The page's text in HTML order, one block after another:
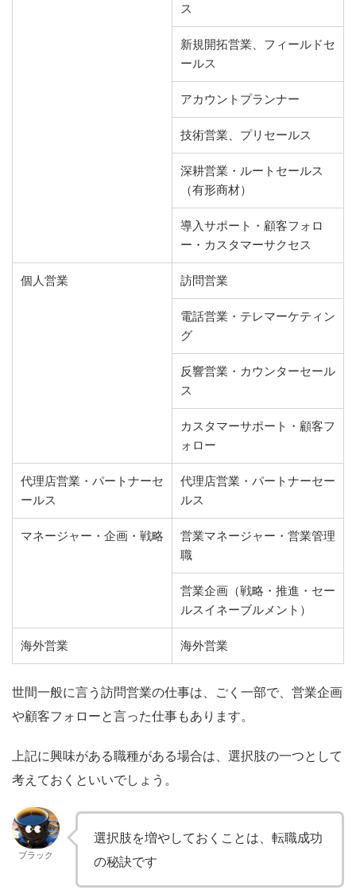
ス
新規開拓営業、フィールドセ
ールス
アカウントプランナー
技術営業、プリセールス
深耕営業・ルートセールス
（有形商材）
導入サポート・顧客フォロ
ー・カスタマーサクセス
個人営業 訪問営業
電話営業・テレマーケティン
グ
反響営業・カウンターセール
ス
カスタマーサポート・顧客フ
ォロー
代理店営業・パートナーセ
ールス
代理店営業・パートナーセー
ルス
マネージャー・企画・戦略
営業マネージャー・営業管理
職
営業企画（戦略・推進・セー
ルスイネーブルメント）
海外営業 海外営業
世間一般に言う訪問営業の仕事は、ごく一部で、営業企画
や顧客フォローと言った仕事もあります。
上記に興味がある職種がある場合は、選択肢の一つとして
考えておくといいでしょう。
ブラック
選択肢を増やしておくことは、転職成功
の秘訣です